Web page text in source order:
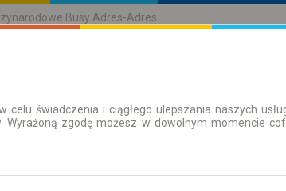
Busy Adres-Adres
Bilety okresowe
celu świadczenia i ciągłego ulepszania naszych
Wyrażoną zgodę możesz w dowolnym momencie